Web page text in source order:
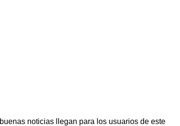
noticias llegan para los usuarios de este